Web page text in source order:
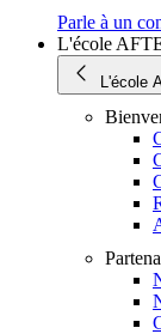
Parle à un
L'école
L'école